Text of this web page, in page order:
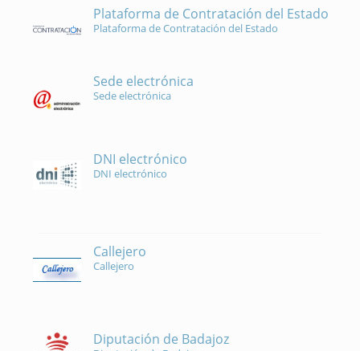
Plataforma de Contratación del Estado
Plataforma de Contratación del Estado
Sede electrónica
Sede electrónica
DNI electrónico
DNI electrónico
Callejero
Callejero
Diputación de Badajoz